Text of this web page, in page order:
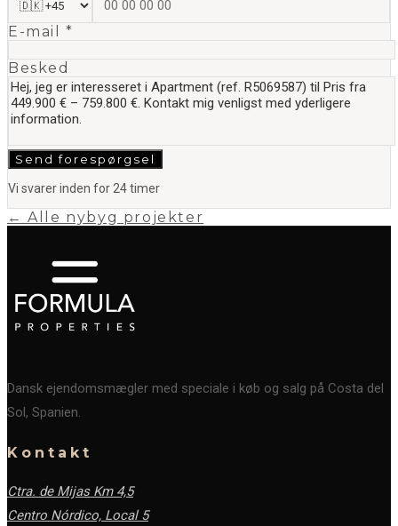
E-mail *
Besked
Send forespørgsel
Vi svarer inden for 24 timer
← Alle nybyg projekter
Dansk ejendomsmægler med speciale i køb og salg på Costa del
Sol, Spanien.
Kontakt
Ctra. de Mijas Km 4,5
Centro Nórdico, Local 5